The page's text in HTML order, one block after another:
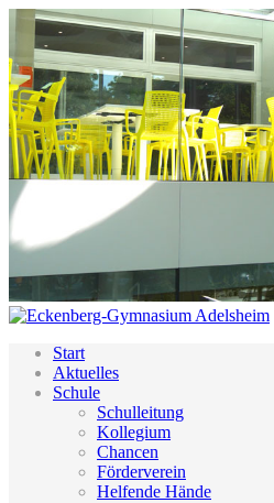
Start
Aktuelles
Schule
Schulleitung
Kollegium
Chancen
Förderverein
Helfende Hände